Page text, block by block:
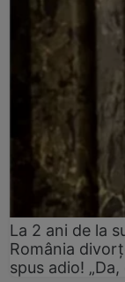
La 2 ani de la
România
spus adio!